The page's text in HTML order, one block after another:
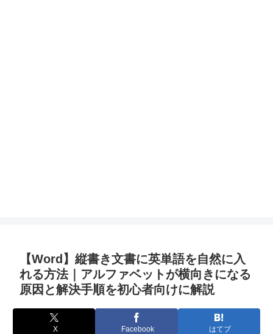
【Word】縦書き文書に英単語を自然に入
れる方法｜アルファベットが横向きになる
原因と解決手順を初心者向けに解説
X Facebook はてブ